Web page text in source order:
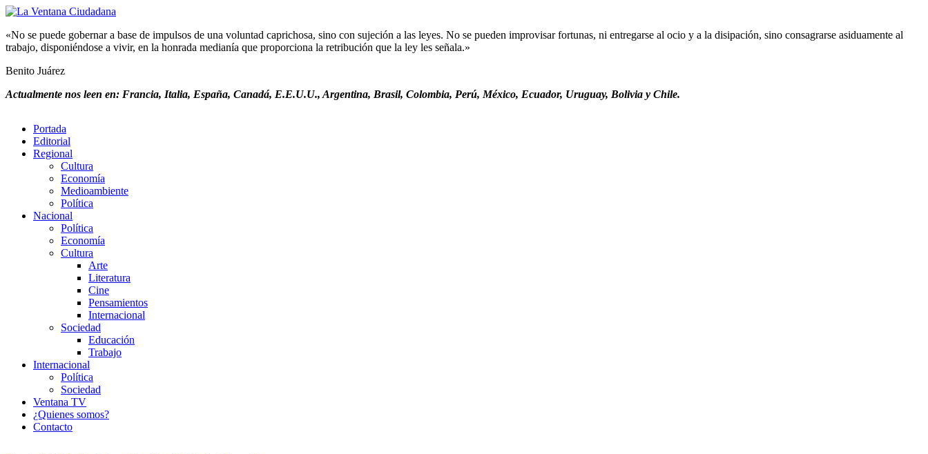
«No se puede gobernar a base de impulsos de una voluntad caprichosa, sino con sujeción a las leyes. No se pueden improvisar fortunas, ni entregarse al ocio y a la disipación, sino consagrarse asiduamente al
trabajo, disponiéndose a vivir, en la honrada medianía que proporciona la retribución que la ley les señala.»
Benito Juárez
Actualmente nos leen en: Francia, Italia, España, Canadá, E.E.U.U., Argentina, Brasil, Colombia, Perú, México, Ecuador, Uruguay, Bolivia y Chile.
Portada
Editorial
Regional
Cultura
Economía
Medioambiente
Política
Nacional
Política
Economía
Cultura
Arte
Literatura
Cine
Pensamientos
Internacional
Sociedad
Educación
Trabajo
Internacional
Política
Sociedad
Ventana TV
¿Quienes somos?
Contacto